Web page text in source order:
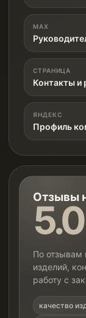
MAX
СТРАНИЦА
Контакты и
ЯНДЕКС
Профиль
Отзывы
5.0
По отзывам
изделий,
работу с
качество